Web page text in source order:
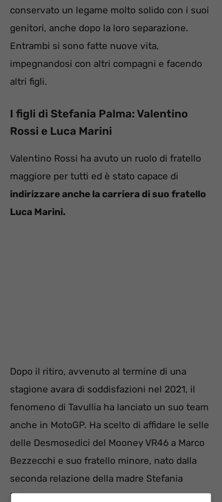
conservato un legame molto solido con i suoi
genitori, anche dopo la loro separazione.
Entrambi si sono fatte nuove vita,
impegnandosi con altri compagni e facendo
altri figli.
I figli di Stefania Palma: Valentino
Rossi e Luca Marini
Valentino Rossi ha avuto un ruolo di fratello
maggiore per tutti ed è stato capace di
indirizzare anche la carriera di suo fratello
Luca Marini.
Dopo il ritiro, avvenuto al termine di una
stagione avara di soddisfazioni nel 2021, il
fenomeno di Tavullia ha lanciato un suo team
anche in MotoGP. Ha scelto di affidare le selle
delle Desmosedici del Mooney VR46 a Marco
Bezzecchi e suo fratello minore, nato dalla
seconda relazione della madre Stefania
Palma.